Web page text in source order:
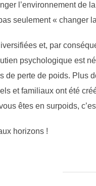
l’environnement de
seulement « changer
et, par
psychologique est
de perte de poids. Plus
et familiaux ont été
êtes en surpoids,
horizons !